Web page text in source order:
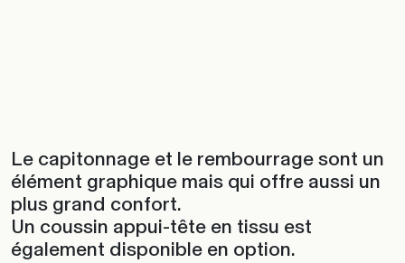
Le capitonnage et le rembourrage sont un
élément graphique mais qui offre aussi un
plus grand confort.
Un coussin appui-tête en tissu est
également disponible en option.